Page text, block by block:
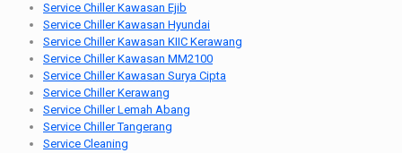
Service Chiller Kawasan Ejib
Service Chiller Kawasan Hyundai
Service Chiller Kawasan KIIC Kerawang
Service Chiller Kawasan MM2100
Service Chiller Kawasan Surya Cipta
Service Chiller Kerawang
Service Chiller Lemah Abang
Service Chiller Tangerang
Service Cleaning